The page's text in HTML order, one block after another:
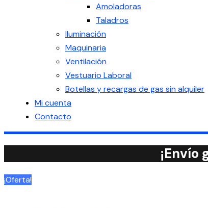
Amoladoras
Taladros
Iluminación
Maquinaria
Ventilación
Vestuario Laboral
Botellas y recargas de gas sin alquiler
Mi cuenta
Contacto
¡Oferta!